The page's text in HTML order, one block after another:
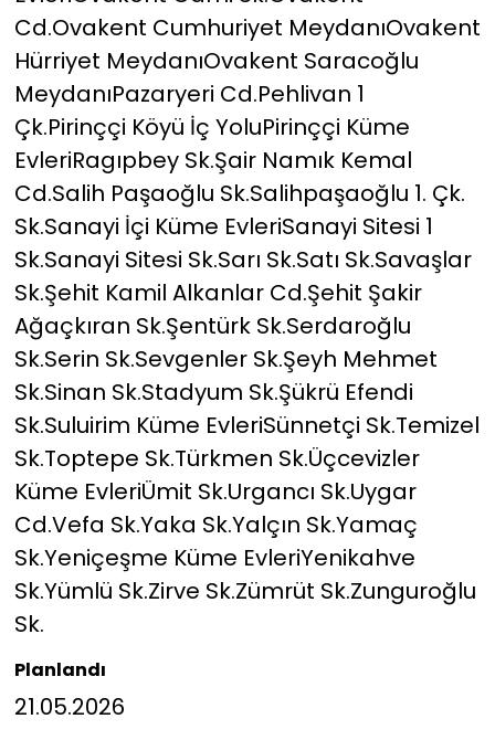
Cd.Ovakent Cumhuriyet MeydanıOvakent
Hürriyet MeydanıOvakent Saracoğlu
MeydanıPazaryeri Cd.Pehlivan 1
Çk.Pirinççi Köyü İç YoluPirinççi Küme
EvleriRagıpbey Sk.Şair Namık Kemal
Cd.Salih Paşaoğlu Sk.Salihpaşaoğlu 1. Çk.
Sk.Sanayi İçi Küme EvleriSanayi Sitesi 1
Sk.Sanayi Sitesi Sk.Sarı Sk.Satı Sk.Savaşlar
Sk.Şehit Kamil Alkanlar Cd.Şehit Şakir
Ağaçkıran Sk.Şentürk Sk.Serdaroğlu
Sk.Serin Sk.Sevgenler Sk.Şeyh Mehmet
Sk.Sinan Sk.Stadyum Sk.Şükrü Efendi
Sk.Suluirim Küme EvleriSünnetçi Sk.Temizel
Sk.Toptepe Sk.Türkmen Sk.Üçcevizler
Küme EvleriÜmit Sk.Urgancı Sk.Uygar
Cd.Vefa Sk.Yaka Sk.Yalçın Sk.Yamaç
Sk.Yeniçeşme Küme EvleriYenikahve
Sk.Yümlü Sk.Zirve Sk.Zümrüt Sk.Zunguroğlu
Sk.
Planlandı
21.05.2026